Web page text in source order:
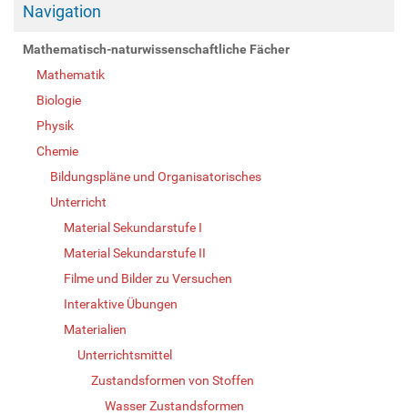
Navigation
Mathematisch-naturwissenschaftliche Fächer
Mathematik
Biologie
Physik
Chemie
Bildungspläne und Organisatorisches
Unterricht
Material Sekundarstufe I
Material Sekundarstufe II
Filme und Bilder zu Versuchen
Interaktive Übungen
Materialien
Unterrichtsmittel
Zustandsformen von Stoffen
Wasser Zustandsformen